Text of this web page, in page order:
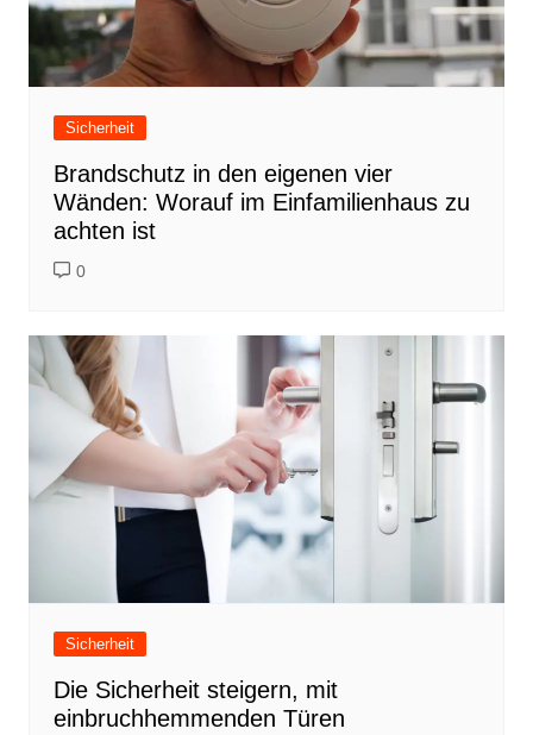
Sicherheit
Brandschutz in den eigenen vier
Wänden: Worauf im Einfamilienhaus zu
achten ist
0
Sicherheit
Die Sicherheit steigern, mit
einbruchhemmenden Türen